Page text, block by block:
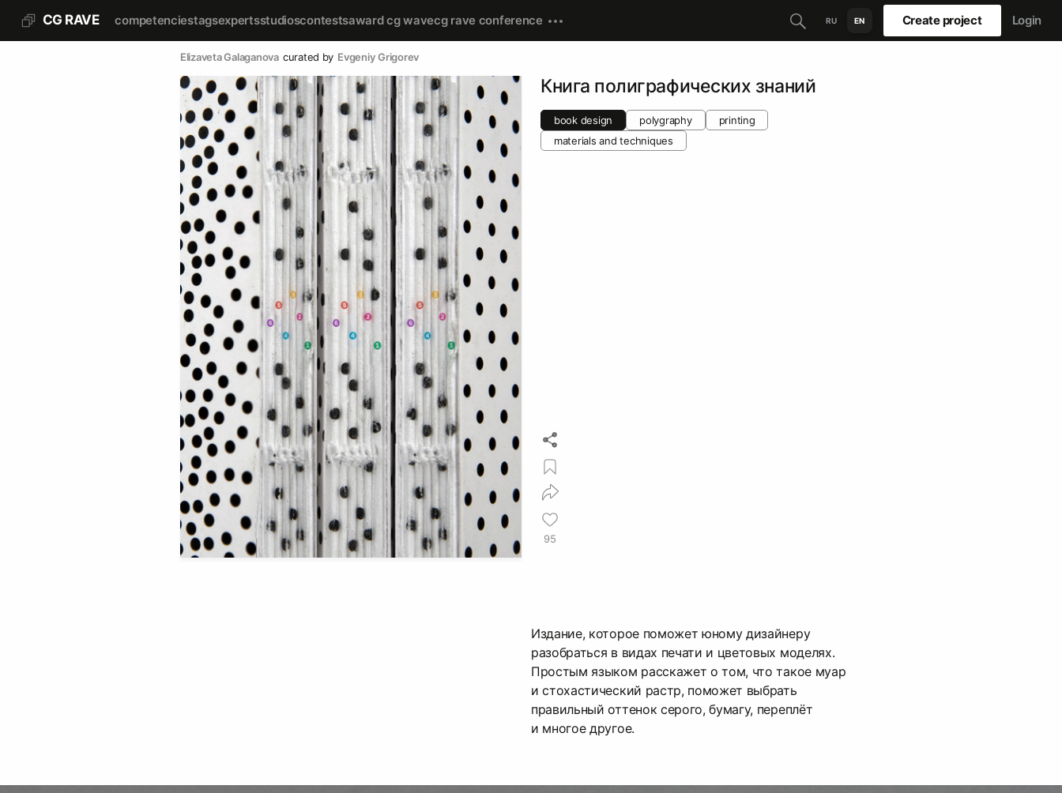
CG RAVE competenciestagsexpertsstudioscontestsaward cg wavecg rave conference RU EN Create project Login
Elizaveta Galaganova curated by Evgeniy Grigorev
Книга полиграфических знаний
book design polygraphy
printing
materials and techniques
95
Издание, которое поможет юному дизайнеру
разобраться в видах печати и цветовых моделях.
Простым языком расскажет о том, что такое муар
и стохастический растр, поможет выбрать
правильный оттенок серого, бумагу, переплёт
и многое другое.